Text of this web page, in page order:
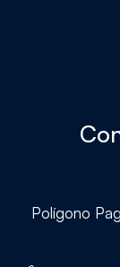
Polígono